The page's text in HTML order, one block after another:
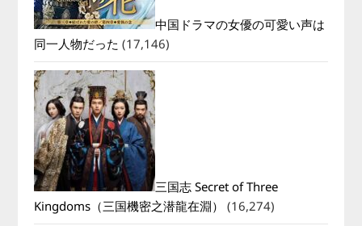
中国ドラマの女優の可愛い声は
同一人物だった (17,146)
三国志 Secret of Three
Kingdoms（三国機密之潜龍在淵）
(16,274)